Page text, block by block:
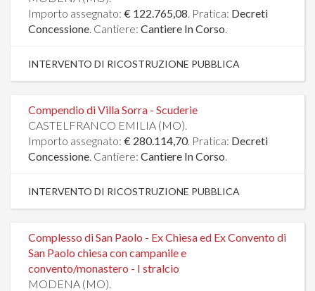
Importo assegnato: € 122.765,08. Pratica: Decreti
Concessione. Cantiere: Cantiere In Corso.
INTERVENTO DI RICOSTRUZIONE PUBBLICA
Compendio di Villa Sorra - Scuderie
CASTELFRANCO EMILIA (MO).
Importo assegnato: € 280.114,70. Pratica: Decreti
Concessione. Cantiere: Cantiere In Corso.
INTERVENTO DI RICOSTRUZIONE PUBBLICA
Complesso di San Paolo - Ex Chiesa ed Ex Convento di
San Paolo chiesa con campanile e
convento/monastero - I stralcio
MODENA (MO).